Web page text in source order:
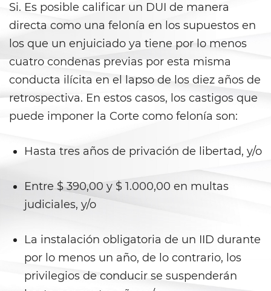
Aggravated Trespass
Arson
Damaging Phones, Electrical or
Utility Lines
Trespass
Vandalism
Sex Crimes
Annoying or Molesting a Child
Child Pornography
Forcible Sexual Penetration
Si. Es posible calificar un DUI de manera
directa como una felonía en los supuestos en
los que un enjuiciado ya tiene por lo menos
cuatro condenas previas por esta misma
conducta ilícita en el lapso de los diez años de
retrospectiva. En estos casos, los castigos que
puede imponer la Corte como felonía son:
Hasta tres años de privación de libertad, y/o
Entre $ 390,00 y $ 1.000,00 en multas
judiciales, y/o
La instalación obligatoria de un IID durante
por lo menos un año, de lo contrario, los
privilegios de conducir se suspenderán